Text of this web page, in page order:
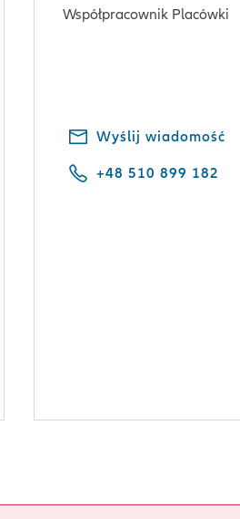
Współpracownik Placówki
Wyślij wiadomość
+48 510 899 182